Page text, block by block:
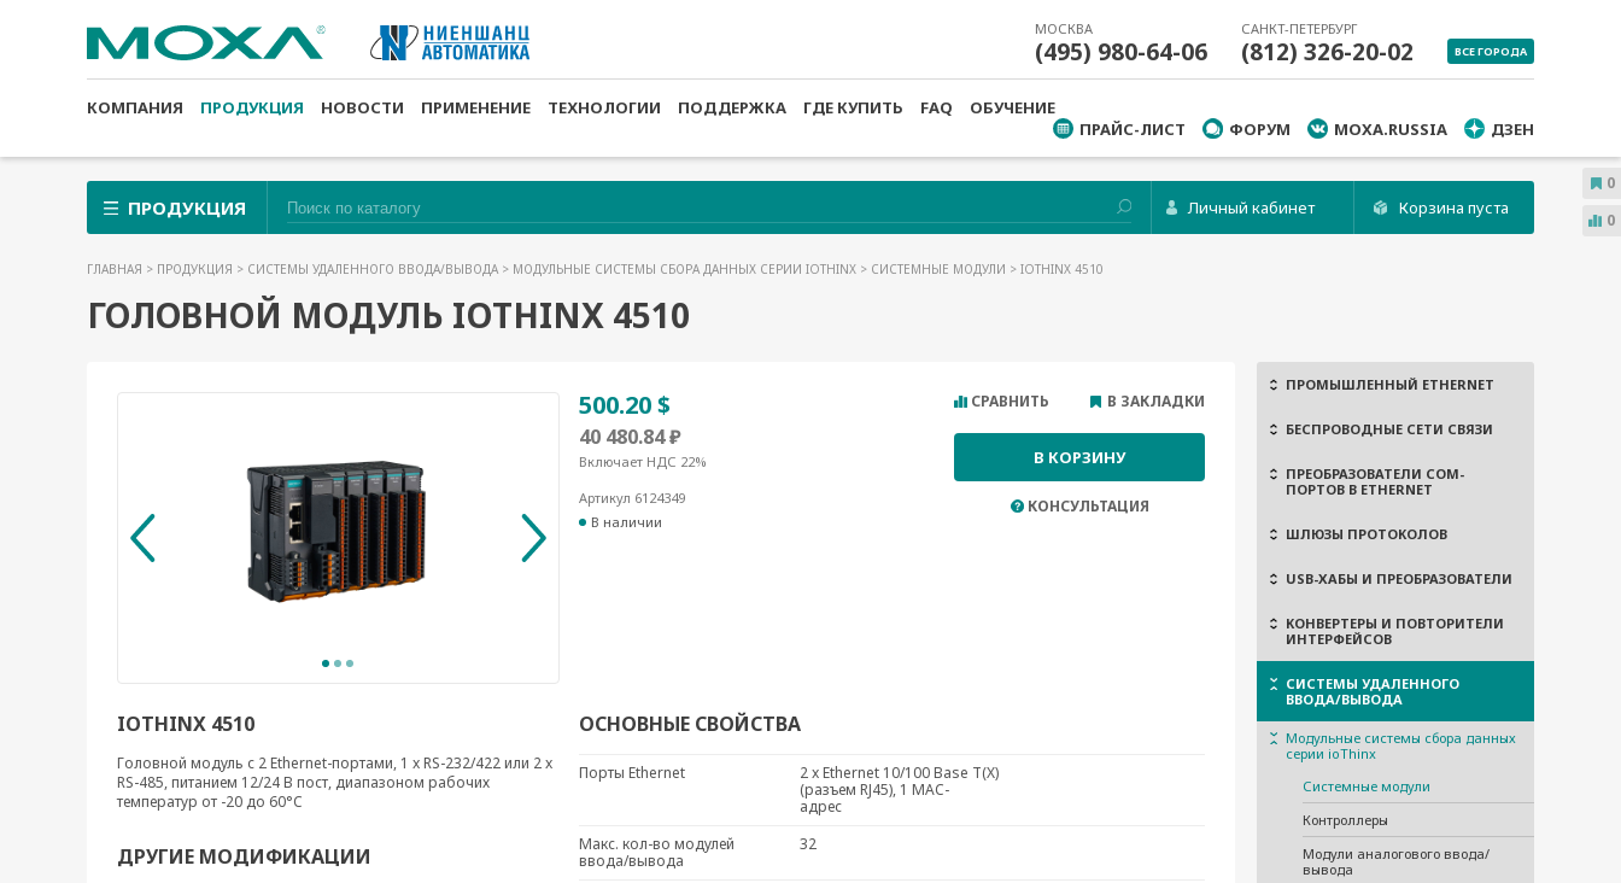
МОСКВА
(495) 980-64-06
САНКТ-ПЕТЕРБУРГ
(812) 326-20-02 ВСЕ ГОРОДА
КОМПАНИЯ ПРОДУКЦИЯ НОВОСТИ ПРИМЕНЕНИЕ ТЕХНОЛОГИИ ПОДДЕРЖКА ГДЕ КУПИТЬ FAQ
ОБУЧЕНИЕ
ПРАЙС-ЛИСТ
ФОРУМ MOXA.RUSSIA ДЗЕН
ПРОДУКЦИЯ Личный кабинет Корзина пуста
ГЛАВНАЯ > ПРОДУКЦИЯ > СИСТЕМЫ УДАЛЕННОГО ВВОДА/ВЫВОДА > МОДУЛЬНЫЕ СИСТЕМЫ СБОРА ДАННЫХ СЕРИИ IOTHINX > СИСТЕМНЫЕ МОДУЛИ > IOTHINX 4510
ГОЛОВНОЙ МОДУЛЬ IOTHINX 4510
ПРОМЫШЛЕННЫЙ ETHERNET
БЕСПРОВОДНЫЕ СЕТИ СВЯЗИ
ПРЕОБРАЗОВАТЕЛИ COM-
ПОРТОВ В ETHERNET
ШЛЮЗЫ ПРОТОКОЛОВ
USB-ХАБЫ И ПРЕОБРАЗОВАТЕЛИ
КОНВЕРТЕРЫ И ПОВТОРИТЕЛИ
ИНТЕРФЕЙСОВ
СИСТЕМЫ УДАЛЕННОГО
ВВОДА/ВЫВОДА
Модульные системы сбора данных
серии ioThinx
Системные модули
Контроллеры
Модули аналогового ввода/
вывода
500.20 $
40 480.84 ₽
Включает НДС 22%
Артикул 6124349
В наличии
СРАВНИТЬ В ЗАКЛАДКИ
В КОРЗИНУ
КОНСУЛЬТАЦИЯ
IOTHINX 4510
Головной модуль с 2 Ethernet-портами, 1 x RS-232/422 или 2 x
RS-485, питанием 12/24 В пост, диапазоном рабочих
температур от -20 до 60°C
ДРУГИЕ МОДИФИКАЦИИ
ОСНОВНЫЕ СВОЙСТВА
Порты Ethernet
2 x Ethernet 10/100 Base T(X)
(разъем RJ45), 1 MAC-
адрес
Макс. кол-во модулей
ввода/вывода
32
0
0